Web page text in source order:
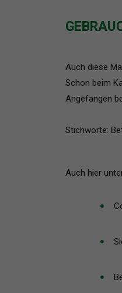
Auch diese
Schon beim
Angefangen
Stichworte:
Auch hier